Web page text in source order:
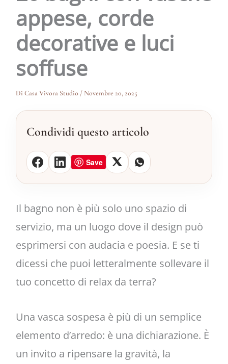
appese, corde
decorative e luci
soffuse
Di Casa Vivora Studio/Novembre 20, 2025
Condividi questo articolo
Save
Il bagno non è più solo uno spazio di
servizio, ma un luogo dove il design può
esprimersi con audacia e poesia. E se ti
dicessi che puoi letteralmente sollevare il
tuo concetto di relax da terra?
Una vasca sospesa è più di un semplice
elemento d’arredo: è una dichiarazione. È
un invito a ripensare la gravità, la